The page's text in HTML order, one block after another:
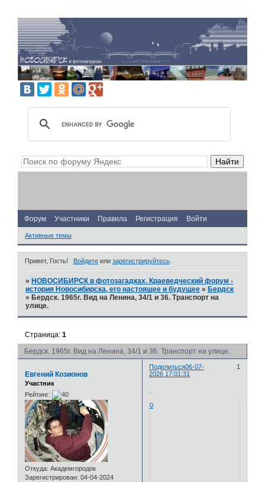
Форум Участники Правила Регистрация Войти
Активные темы
Привет, Гость! Войдитеили зарегистрируйтесь.
» НОВОСИБИРСК в фотозагадках. Краеведческий форум -
история Новосибирска, его настоящее и будущее » Бердск
» Бердск. 1965г. Вид на Ленина, 34/1 и 36. Транспорт на
улице.
Бердск. 1965г. Вид на Ленина, 34/1 и 36. Транспорт на улице.
Страница:1
Поделиться 1
06-07-
2026 17:01:31
Евгений Козионов
Участник
Рейтинг:
Откуда: Академгородок
Зарегистрирован: 04-04-2024
0